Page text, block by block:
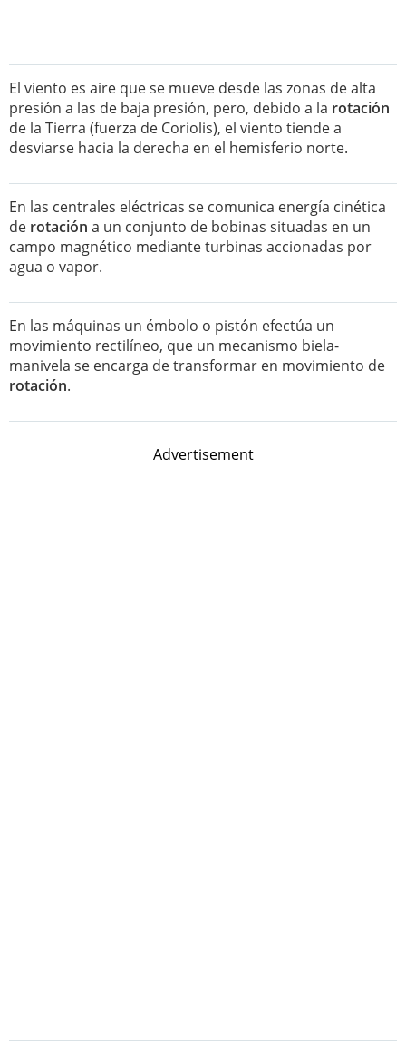
El viento es aire que se mueve desde las zonas de alta
presión a las de baja presión, pero, debido a la rotación
de la Tierra (fuerza de Coriolis), el viento tiende a
desviarse hacia la derecha en el hemisferio norte.
En las centrales eléctricas se comunica energía cinética
de rotación a un conjunto de bobinas situadas en un
campo magnético mediante turbinas accionadas por
agua o vapor.
En las máquinas un émbolo o pistón efectúa un
movimiento rectilíneo, que un mecanismo biela-
manivela se encarga de transformar en movimiento de
rotación.
Advertisement